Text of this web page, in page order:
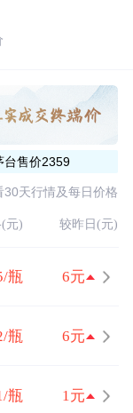
台售价2359
30天行情及每日价格
元) 较昨日(元)
瓶 6元
瓶 6元
瓶 1元